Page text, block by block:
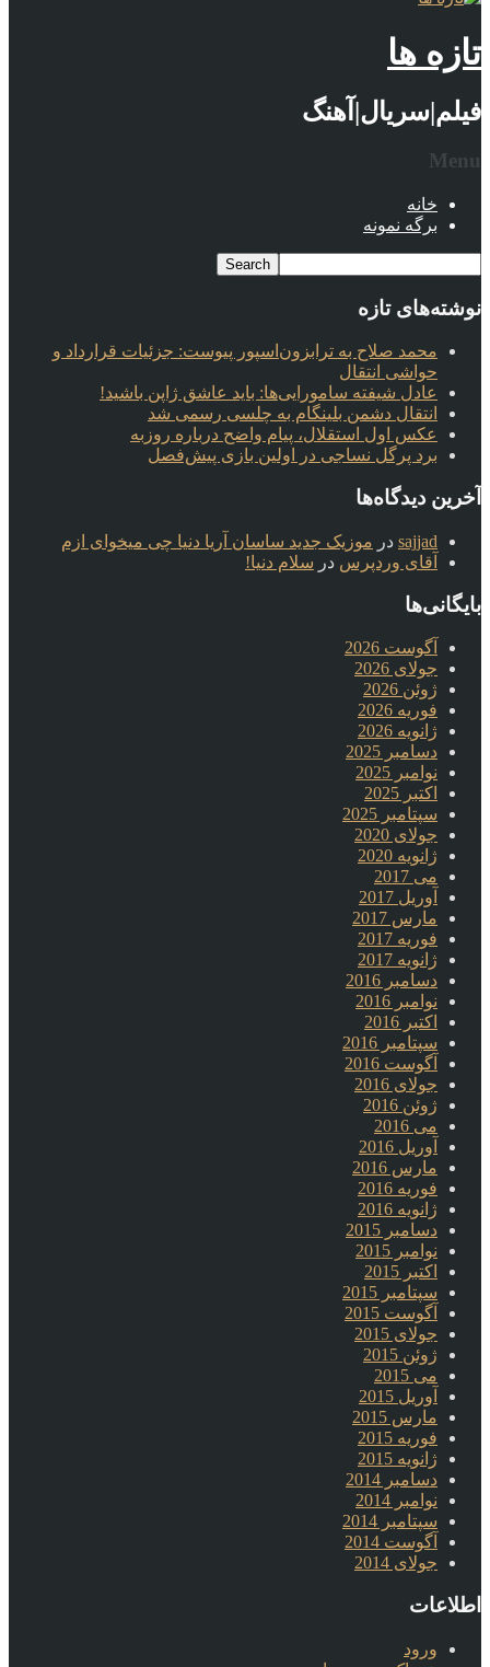
تازه ها
فیلم|سریال|آهنگ
Menu
خانه
برگه نمونه
نوشته‌های تازه
محمد صلاح به ترابزون‌اسپور پیوست: جزئیات قرارداد و
حواشی انتقال
عادل شیفته سامورایی‌ها: باید عاشق ژاپن باشید!
انتقال دشمن بلینگام به چلسی رسمی شد
عکس اول استقلال، پیام واضح درباره روزبه
برد پرگل نساجی در اولین بازی پیش‌فصل
آخرین دیدگاه‌ها
sajjad در موزیک جدید ساسان آریا دنیا چی میخوای ازم
آقای وردپرس در سلام دنیا!
بایگانی‌ها
آگوست 2026
جولای 2026
ژوئن 2026
فوریه 2026
ژانویه 2026
دسامبر 2025
نوامبر 2025
اکتبر 2025
سپتامبر 2025
جولای 2020
ژانویه 2020
می 2017
آوریل 2017
مارس 2017
فوریه 2017
ژانویه 2017
دسامبر 2016
نوامبر 2016
اکتبر 2016
سپتامبر 2016
آگوست 2016
جولای 2016
ژوئن 2016
می 2016
آوریل 2016
مارس 2016
فوریه 2016
ژانویه 2016
دسامبر 2015
نوامبر 2015
اکتبر 2015
سپتامبر 2015
آگوست 2015
جولای 2015
ژوئن 2015
می 2015
آوریل 2015
مارس 2015
فوریه 2015
ژانویه 2015
دسامبر 2014
نوامبر 2014
سپتامبر 2014
آگوست 2014
جولای 2014
اطلاعات
ورود